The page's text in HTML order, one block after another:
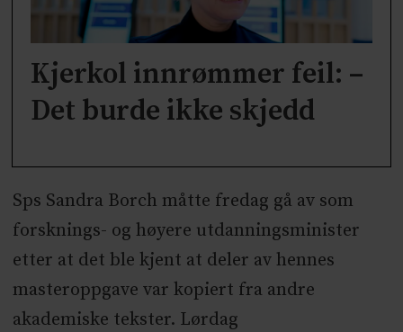
Kjerkol innrømmer feil: –
Det burde ikke skjedd
Sps Sandra Borch måtte fredag gå av som
forsknings- og høyere utdanningsminister
etter at det ble kjent at deler av hennes
masteroppgave var kopiert fra andre
akademiske tekster. Lørdag